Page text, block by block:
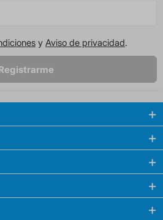
y Aviso de privacidad.